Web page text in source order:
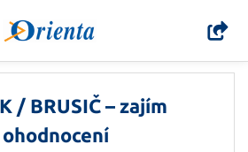
/ BRUSIČ – zajím